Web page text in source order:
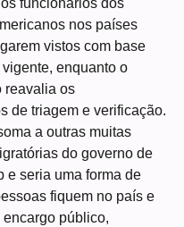
funcionários dos
nos países
vistos com base
enquanto o
reavalia os
de triagem e verificação.
a outras muitas
do governo de
e seria uma forma de
fiquem no país e
encargo público,